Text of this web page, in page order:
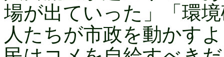
場が出ていった」「環
人たちが市政を動かす